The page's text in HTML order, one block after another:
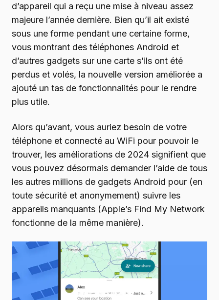
d’appareil qui a reçu une mise à niveau assez
majeure l’année dernière. Bien qu’il ait existé
sous une forme pendant une certaine forme,
vous montrant des téléphones Android et
d’autres gadgets sur une carte s’ils ont été
perdus et volés, la nouvelle version améliorée a
ajouté un tas de fonctionnalités pour le rendre
plus utile.
Alors qu’avant, vous auriez besoin de votre
téléphone et connecté au WiFi pour pouvoir le
trouver, les améliorations de 2024 signifient que
vous pouvez désormais demander l’aide de tous
les autres millions de gadgets Android pour (en
toute sécurité et anonymement) suivre les
appareils manquants (Apple’s Find My Network
fonctionne de la même manière).